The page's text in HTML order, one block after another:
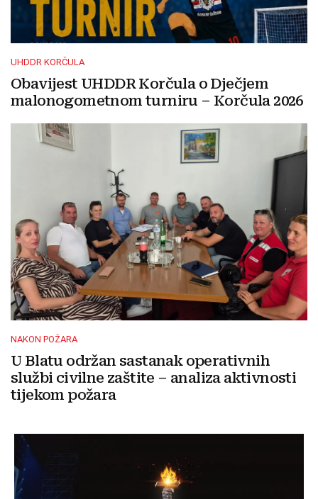
UHDDR KORČULA
Obavijest UHDDR Korčula o Dječjem
malonogometnom turniru – Korčula 2026
NAKON POŽARA
U Blatu održan sastanak operativnih
službi civilne zaštite – analiza aktivnosti
tijekom požara